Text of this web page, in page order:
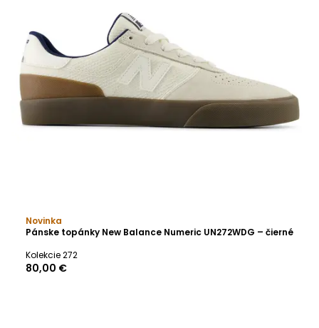
Novinka
Pánske topánky New Balance Numeric UN272WDG – čierné
Kolekcie 272
80,00 €